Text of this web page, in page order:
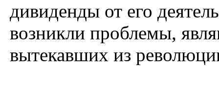
дивиденды от его
возникли проблемы,
вытекавших из